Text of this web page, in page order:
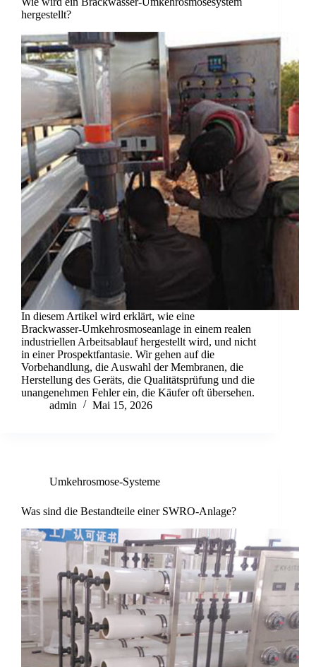
hergestellt?
In diesem Artikel wird erklärt, wie eine
Brackwasser-Umkehrosmoseanlage in einem realen
industriellen Arbeitsablauf hergestellt wird, und nicht
in einer Prospektfantasie. Wir gehen auf die
Vorbehandlung, die Auswahl der Membranen, die
Herstellung des Geräts, die Qualitätsprüfung und die
unangenehmen Fehler ein, die Käufer oft übersehen.
admin
Mai 15, 2026
Umkehrosmose-Systeme
Was sind die Bestandteile einer SWRO-Anlage?